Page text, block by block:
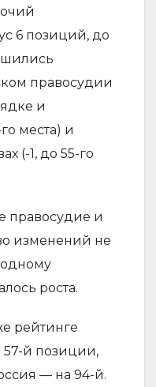
6 позиций, до
правосудии
и
места) и
(-1, до 55-го
правосудие и
изменений не
роста.
рейтинге
57-й позиции,
— на 94-й.